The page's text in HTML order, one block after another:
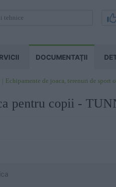
DOCUMENTAŢII
Echipamente de joaca, terenuri de sport
pentru copii -